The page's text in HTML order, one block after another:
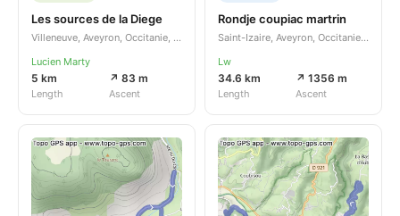
Les sources de la Diege
Villeneuve, Aveyron, Occitanie, FR
Lucien Marty
5 km
Length
↗ 83 m
Ascent
Rondje coupiac martrin
Saint-Izaire, Aveyron, Occitanie, FR
Lw
34.6 km
Length
↗ 1356 m
Ascent